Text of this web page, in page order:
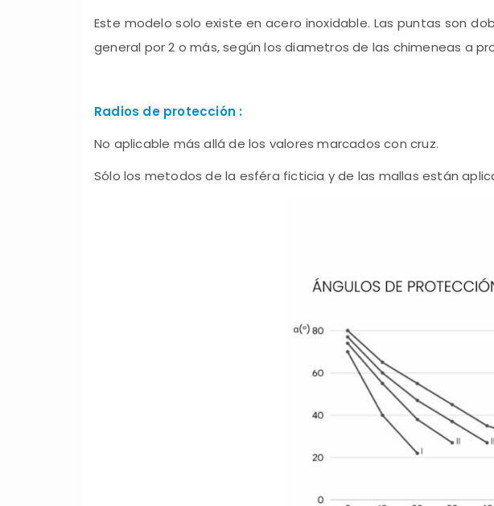
Este modelo solo existe en acero inoxidable. Las puntas son
general por 2 o más, según los diametros de las chimeneas a
Radios de protección :
No aplicable más allá de los valores marcados con cruz.
Sólo los metodos de la esféra ficticia y de las mallas están